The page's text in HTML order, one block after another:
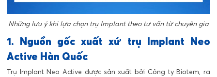
Những lưu ý khi lựa chọn trụ Implant theo tư vấn từ chuyên gia
1. Nguồn gốc xuất xứ trụ Implant Neo
Active Hàn Quốc
Trụ Implant Neo Active được sản xuất bởi Công ty Biotem, ra